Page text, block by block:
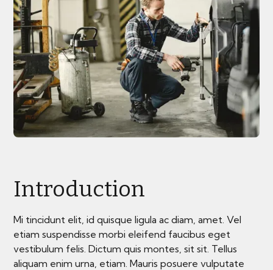
Introduction
Mi tincidunt elit, id quisque ligula ac diam, amet. Vel
etiam suspendisse morbi eleifend faucibus eget
vestibulum felis. Dictum quis montes, sit sit. Tellus
aliquam enim urna, etiam. Mauris posuere vulputate